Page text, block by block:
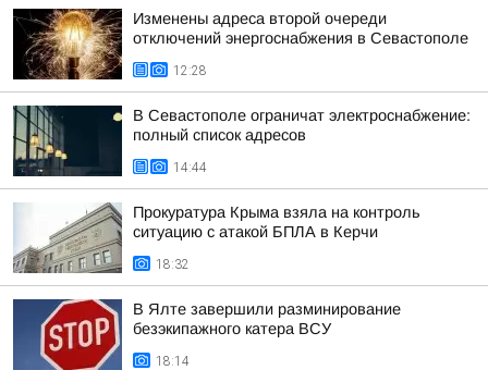
Изменены адреса второй очереди
отключений энергоснабжения в Севастополе
12:28
В Севастополе ограничат электроснабжение:
полный список адресов
14:44
Прокуратура Крыма взяла на контроль
ситуацию с атакой БПЛА в Керчи
18:32
В Ялте завершили разминирование
безэкипажного катера ВСУ
18:14